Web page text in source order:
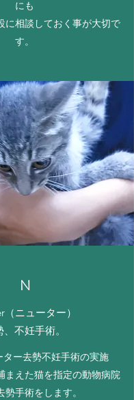
にも
に相談しておく事が大切で
す。
​​N
（ニューター）
、不妊手術。
ー去勢不妊手術の実施
まえた猫を指定の動物病院
勢手術をします。